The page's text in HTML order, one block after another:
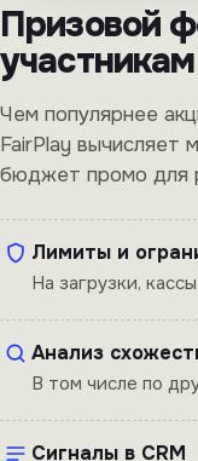
Призовой
участникам
Чем популярнее
FairPlay вычисляет
бюджет промо для
Лимиты и
На загрузки,
Анализ
В том числе по
Сигналы в CRM